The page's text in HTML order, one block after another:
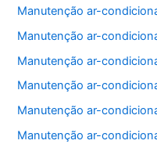
Manutenção ar-
Manutenção ar-
Manutenção ar-
Manutenção ar-
Manutenção ar-
Manutenção ar-